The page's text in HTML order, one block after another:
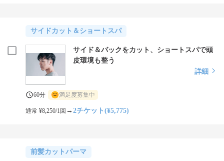
サイドカット＆ショートスパ
サイド＆バックをカット、ショートスパで頭
皮環境も整う
詳細
60分 満足度募集中
通常 ¥8,250/1回 →2チケット(¥5,775)
前髪カットパーマ